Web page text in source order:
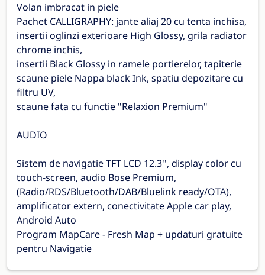
Volan imbracat in piele
Pachet CALLIGRAPHY: jante aliaj 20 cu tenta inchisa,
insertii oglinzi exterioare High Glossy, grila radiator
chrome inchis,
insertii Black Glossy in ramele portierelor, tapiterie
scaune piele Nappa black Ink, spatiu depozitare cu
filtru UV,
scaune fata cu functie "Relaxion Premium"
AUDIO
Sistem de navigatie TFT LCD 12.3'', display color cu
touch-screen, audio Bose Premium,
(Radio/RDS/Bluetooth/DAB/Bluelink ready/OTA),
amplificator extern, conectivitate Apple car play,
Android Auto
Program MapCare - Fresh Map + updaturi gratuite
pentru Navigatie